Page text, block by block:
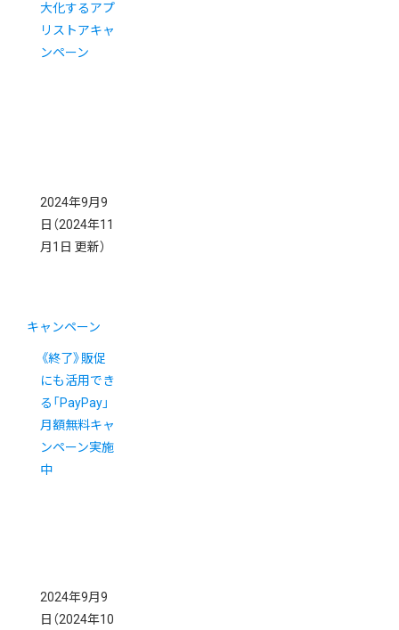
大化するアプ
リストアキャ
ンペーン
2024年9月9
日 （2024年11
月1日 更新）
キャンペーン
《終了》販促
にも活用でき
る「PayPay」
月額無料キャ
ンペーン実施
中
2024年9月9
日 （2024年10